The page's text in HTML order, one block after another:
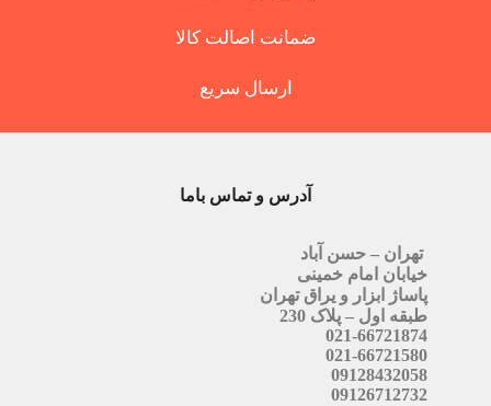
ضمانت اصالت کالا
ارسال سریع
آدرس و تماس باما
تهران – حسن آباد
خیابان امام خمینی
پاساژ ابزار و یراق تهران
طبقه اول – پلاک 230
021-66721874
021-66721580
09128432058
09126712732